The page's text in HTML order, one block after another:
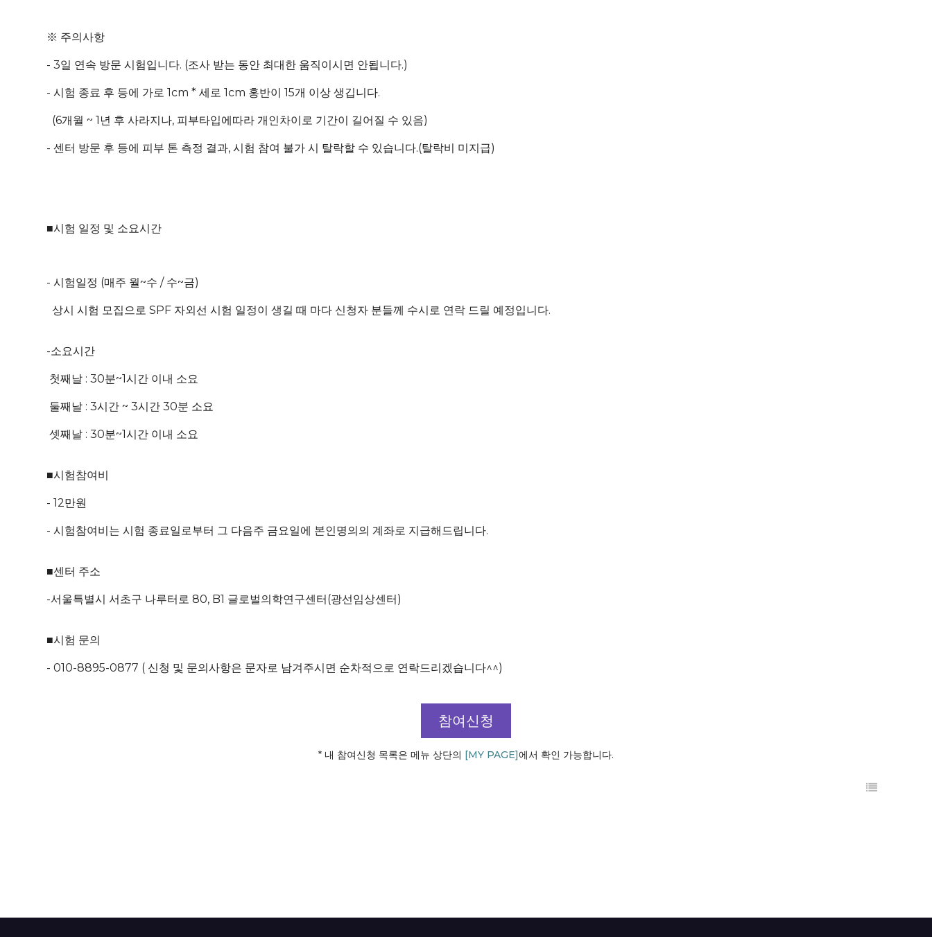
※ 주의사항
- 3일 연속 방문 시험입니다. (조사 받는 동안 최대한 움직이시면 안됩니다.)
- 시험 종료 후 등에 가로 1cm * 세로 1cm 홍반이 15개 이상 생깁니다.
(6개월 ~ 1년 후 사라지나, 피부타입에따라 개인차이로 기간이 길어질 수 있음)
- 센터 방문 후 등에 피부 톤 측정 결과, 시험 참여 불가 시 탈락할 수 있습니다.(탈락비 미지급)
■시험 일정 및 소요시간
- 시험일정 (매주 월~수 / 수~금)
상시 시험 모집으로 SPF 자외선 시험 일정이 생길 때 마다 신청자 분들께 수시로 연락 드릴 예정입니다.
-소요시간
첫째날 : 30분~1시간 이내 소요
둘째날 : 3시간 ~ 3시간 30분 소요
셋째날 : 30분~1시간 이내 소요
■시험참여비
- 12만원
- 시험참여비는 시험 종료일로부터 그 다음주 금요일에 본인명의의 계좌로 지급해드립니다.
■센터 주소
-서울특별시 서초구 나루터로 80, B1 글로벌의학연구센터(광선임상센터)
■시험 문의
- 010-8895-0877 ( 신청 및 문의사항은 문자로 남겨주시면 순차적으로 연락드리겠습니다^^)
참여신청
* 내 참여신청 목록은 메뉴 상단의 [MY PAGE]에서 확인 가능합니다.